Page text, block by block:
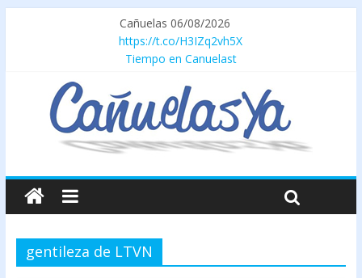
Cañuelas 06/08/2026
https://t.co/H3IZq2vh5X
Tiempo en Canuelast
gentileza de LTVN